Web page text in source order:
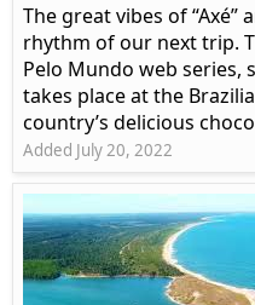
The great vibes of “Axé”
rhythm of our next trip.
Pelo Mundo web series,
takes place at the
country’s delicious
Added July 20, 2022